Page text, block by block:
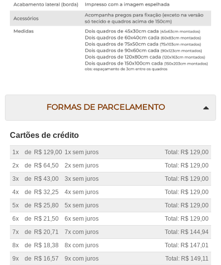
FORMAS DE PARCELAMENTO
Cartões de crédito
1x de R$ 129,00 1x sem juros
Total: R$ 129,00
2x
de R$ 64,50 2x sem juros
Total: R$ 129,00
3x
de R$ 43,00 3x sem juros
Total: R$ 129,00
4x
de R$ 32,25 4x sem juros
Total: R$ 129,00
5x
de R$ 25,80 5x sem juros
Total: R$ 129,00
6x
de R$ 21,50 6x sem juros
Total: R$ 129,00
7x
de R$ 20,71 7x com juros
Total: R$ 144,94
8x
de R$ 18,38 8x com juros
Total: R$ 147,01
9x
de R$ 16,57 9x com juros
Total: R$ 149,11